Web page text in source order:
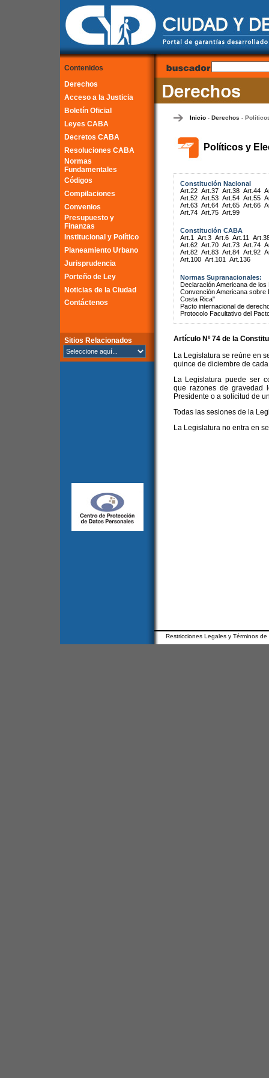
Contenidos
Derechos
Acceso a la Justicia
Boletín Oficial
Leyes CABA
Decretos CABA
Resoluciones CABA
Normas
Fundamentales
Códigos
Compilaciones
Convenios
Presupuesto y
Finanzas
Institucional y Político
Planeamiento Urbano
Jurisprudencia
Porteño de Ley
Noticias de la Ciudad
Contáctenos
Sitios Relacionados
Inicio- Derechos -
Políticos y
Constitución Nacional
Art.22 Art.37 Art.38 Art.44
Art.52 Art.53 Art.54 Art.55
Art.63 Art.64 Art.65 Art.66
Art.74 Art.75 Art.99
Constitución CABA
Art.1
Art.3 Art.6 Art.11
Art.62 Art.70 Art.73 Art.74
Art.82 Art.83 Art.84 Art.92
Art.100 Art.101 Art.136
Normas Supranacionales:
Declaración Americana de
Convención Americana
Costa Rica"
Pacto internacional de
Protocolo Facultativo del
Artículo Nº 74 de la
La Legislatura se reúne en
quince de diciembre de
La Legislatura puede ser
que razones de gravedad
Presidente o a solicitud de
Todas las sesiones de la
La Legislatura no entra en
Restricciones Legales y Términos de